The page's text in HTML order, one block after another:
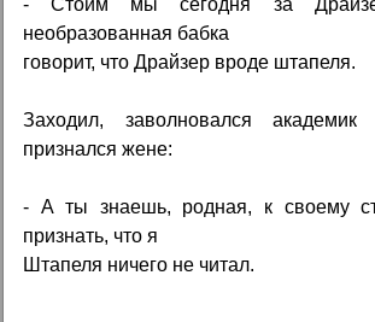
необразованная бабка
говорит, что Драйзер вроде штапеля.
Заходил, заволновался
признался жене:
- А ты знаешь, родная, к своему
признать, что я
Штапеля ничего не читал.